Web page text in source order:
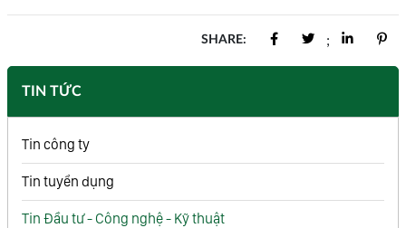
TIN TỨC
Tin công ty
Tin tuyển dụng
Tin Đầu tư - Công nghệ - Kỹ thuật
SHARE: ;